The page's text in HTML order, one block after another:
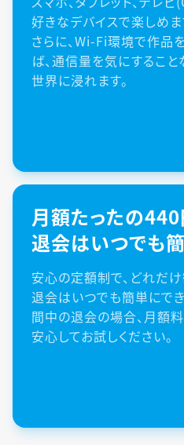
好きなデバイスで楽しめま
さらに、Wi-Fi環境で作品
ば、通信量を気にすること
世界に浸れます。
月額たったの440
退会はいつでも簡
安心の定額制で、どれだ
退会はいつでも簡単にで
間中の退会の場合、月額
安心してお試しください。